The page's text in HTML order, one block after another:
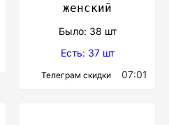
женский
Было: 38 шт
Есть: 37 шт
Телеграм скидки 07:01